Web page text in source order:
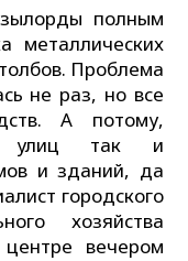
полным
металлических
Проблема
не раз, но все
А потому,
улиц так и
и зданий, да
городского
хозяйства
вечером